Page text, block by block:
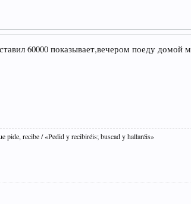
60000 показывает,вечером поеду домой
pide, recibe / «Pedid y recibiréis; buscad y hallaréis»